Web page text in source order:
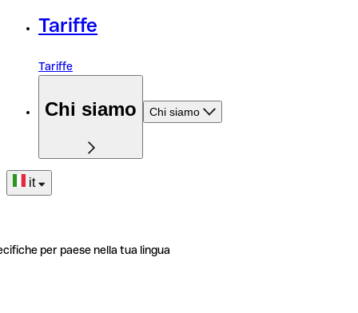
Tariffe
Tariffe
Chi siamo Chi siamo
it
per paese nella tua lingua